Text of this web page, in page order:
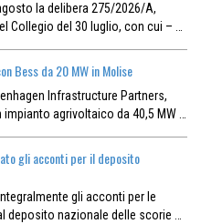
la delibera 275/2026/A,
Collegio del 30 luglio, con cui – …
Bess da 20 MW in Molise
Infrastructure Partners,
agrivoltaico da 40,5 MW …
gli acconti per il deposito
gli acconti per le
deposito nazionale delle scorie …